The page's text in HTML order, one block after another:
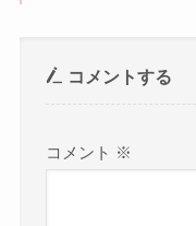
コメントする
コメント ※